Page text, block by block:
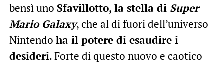
bensì uno Sfavillotto, la stella di Super
Mario Galaxy, che al di fuori dell’universo
Nintendo ha il potere di esaudire i
desideri. Forte di questo nuovo e caotico